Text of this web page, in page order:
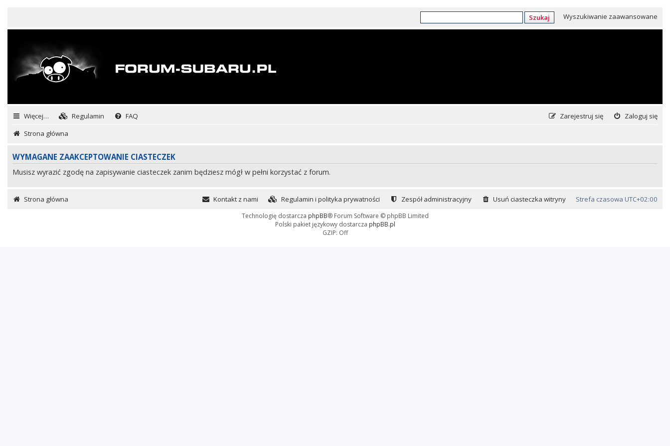
Szukaj Wyszukiwanie zaawansowane
Więcej… Regulamin FAQ Zaloguj się
Zarejestruj się
Strona główna
WYMAGANE ZAAKCEPTOWANIE CIASTECZEK
Musisz wyrazić zgodę na zapisywanie ciasteczek zanim będziesz mógł w pełni korzystać z forum.
Strona główna Strefa czasowa UTC+02:00
Usuń ciasteczka witryny
Zespół administracyjny
Regulamin i polityka prywatności
Kontakt z nami
Technologię dostarcza phpBB® Forum Software © phpBB Limited
Polski pakiet językowy dostarcza phpBB.pl
GZIP: Off